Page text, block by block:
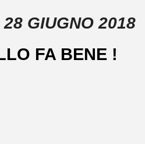
GIUGNO 2018
FA BENE !